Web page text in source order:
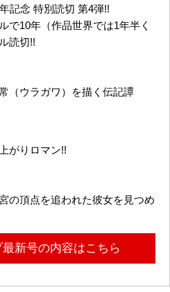
記念 特別読切 第4弾!!
で10年（作品世界では1年半く
読切!!
（ウラガワ）を描く伝記譚
がりロマン!!
頂点を追われた彼女を見つめ
新号の内容はこちら